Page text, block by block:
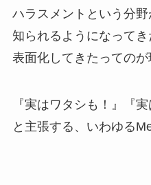
ハラスメントという分野
知られるようになって
表面化してきたっての
『実はワタシも！』『実
と主張する、いわゆる